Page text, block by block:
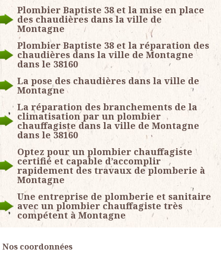
Plombier Baptiste 38 et la mise en place
des chaudières dans la ville de
Montagne
Plombier Baptiste 38 et la réparation des
chaudières dans la ville de Montagne
dans le 38160
La pose des chaudières dans la ville de
Montagne
La réparation des branchements de la
climatisation par un plombier
chauffagiste dans la ville de Montagne
dans le 38160
Optez pour un plombier chauffagiste
certifié et capable d’accomplir
rapidement des travaux de plomberie à
Montagne
Une entreprise de plomberie et sanitaire
avec un plombier chauffagiste très
compétent à Montagne
Nos coordonnées